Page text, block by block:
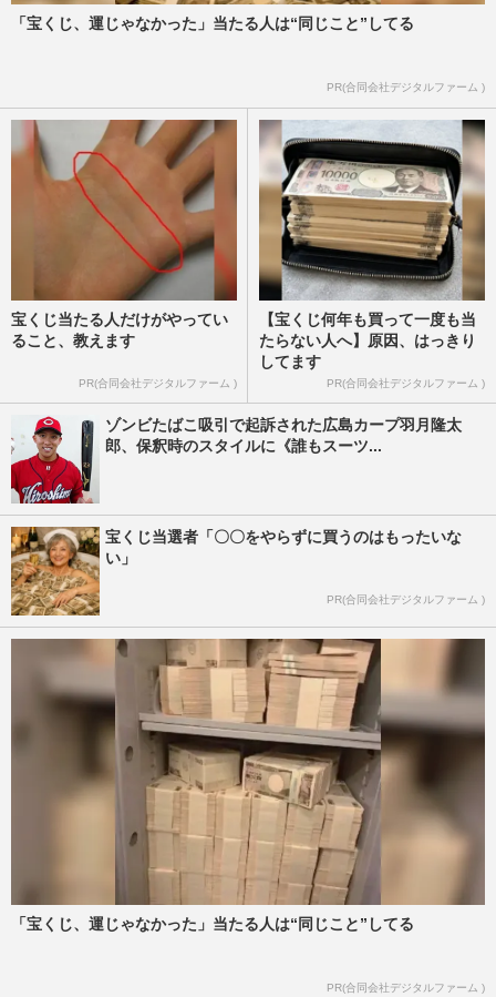
「宝くじ、運じゃなかった」当たる人は“同じこと”してる
PR(合同会社デジタルファーム )
宝くじ当たる人だけがやってい
ること、教えます
PR(合同会社デジタルファーム )
【宝くじ何年も買って一度も当
たらない人へ】原因、はっきり
してます
PR(合同会社デジタルファーム )
ゾンビたばこ吸引で起訴された広島カープ羽月隆太
郎、保釈時のスタイルに《誰もスーツ...
宝くじ当選者「〇〇をやらずに買うのはもったいな
い」
PR(合同会社デジタルファーム )
「宝くじ、運じゃなかった」当たる人は“同じこと”してる
PR(合同会社デジタルファーム )